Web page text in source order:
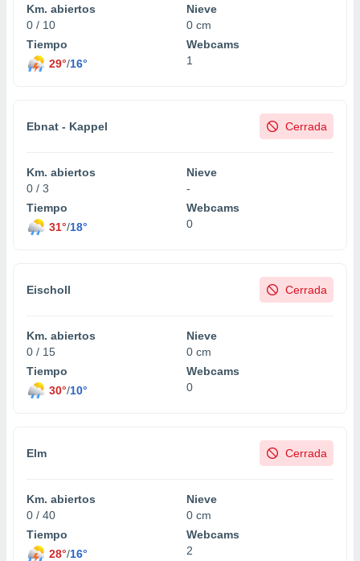
Km. abiertos
0 / 10
Nieve
0 cm
Tiempo
29°/16°
Webcams
1
Ebnat - Kappel Cerrada
Km. abiertos
0 / 3
Nieve
-
Tiempo
31°/18°
Webcams
0
Eischoll Cerrada
Km. abiertos
0 / 15
Nieve
0 cm
Tiempo
30°/10°
Webcams
0
Elm Cerrada
Km. abiertos
0 / 40
Nieve
0 cm
Tiempo
28°/16°
Webcams
2